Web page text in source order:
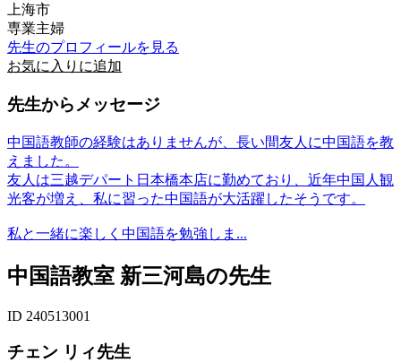
上海市
専業主婦
先生のプロフィールを見る
お気に入りに追加
先生からメッセージ
中国語教師の経験はありませんが、長い間友人に中国語を教
えました。
友人は三越デパート日本橋本店に勤めており、近年中国人観
光客が増え、私に習った中国語が大活躍したそうです。
私と一緒に楽しく中国語を勉強しま...
中国語教室 新三河島の先生
ID 240513001
チェン リィ先生